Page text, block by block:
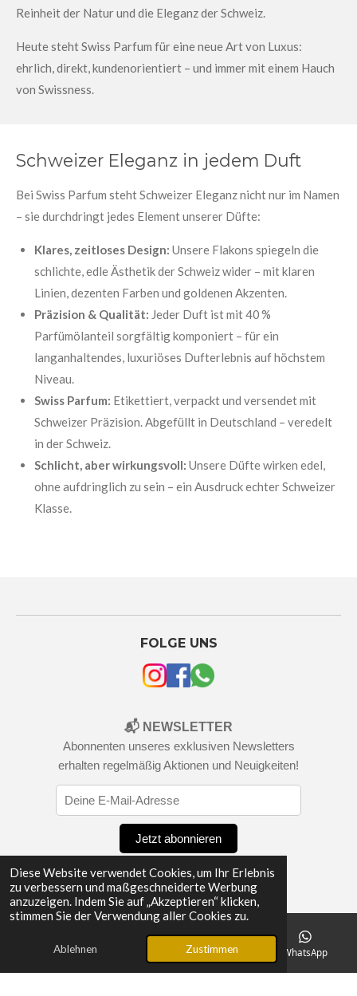
Diese Website verwendet Cookies, um Ihr Erlebnis
zu verbessern und maßgeschneiderte Werbung
anzuzeigen. Indem Sie auf „Akzeptieren“ klicken,
stimmen Sie der Verwendung aller Cookies zu.
Ablehnen Zustimmen
Reinheit der Natur und die Eleganz der Schweiz.
Heute steht Swiss Parfum für eine neue Art von Luxus:
ehrlich, direkt, kundenorientiert – und immer mit einem Hauch
von Swissness.
Schweizer Eleganz in jedem Duft
Bei Swiss Parfum steht Schweizer Eleganz nicht nur im Namen
– sie durchdringt jedes Element unserer Düfte:
Klares, zeitloses Design: Unsere Flakons spiegeln die
schlichte, edle Ästhetik der Schweiz wider – mit klaren
Linien, dezenten Farben und goldenen Akzenten.
Präzision & Qualität: Jeder Duft ist mit 40 %
Parfümölanteil sorgfältig komponiert – für ein
langanhaltendes, luxuriöses Dufterlebnis auf höchstem
Niveau.
Swiss Parfum: Etikettiert, verpackt und versendet mit
Schweizer Präzision. Abgefüllt in Deutschland – veredelt
in der Schweiz.
Schlicht, aber wirkungsvoll: Unsere Düfte wirken edel,
ohne aufdringlich zu sein – ein Ausdruck echter Schweizer
Klasse.
FOLGE UNS
📬 NEWSLETTER
Abonnenten unseres exklusiven Newsletters
erhalten regelmäßig Aktionen und Neuigkeiten!
Jetzt abonnieren
© 2025 - 2026 Swiss Parfum
E-Mail Instagram WhatsApp